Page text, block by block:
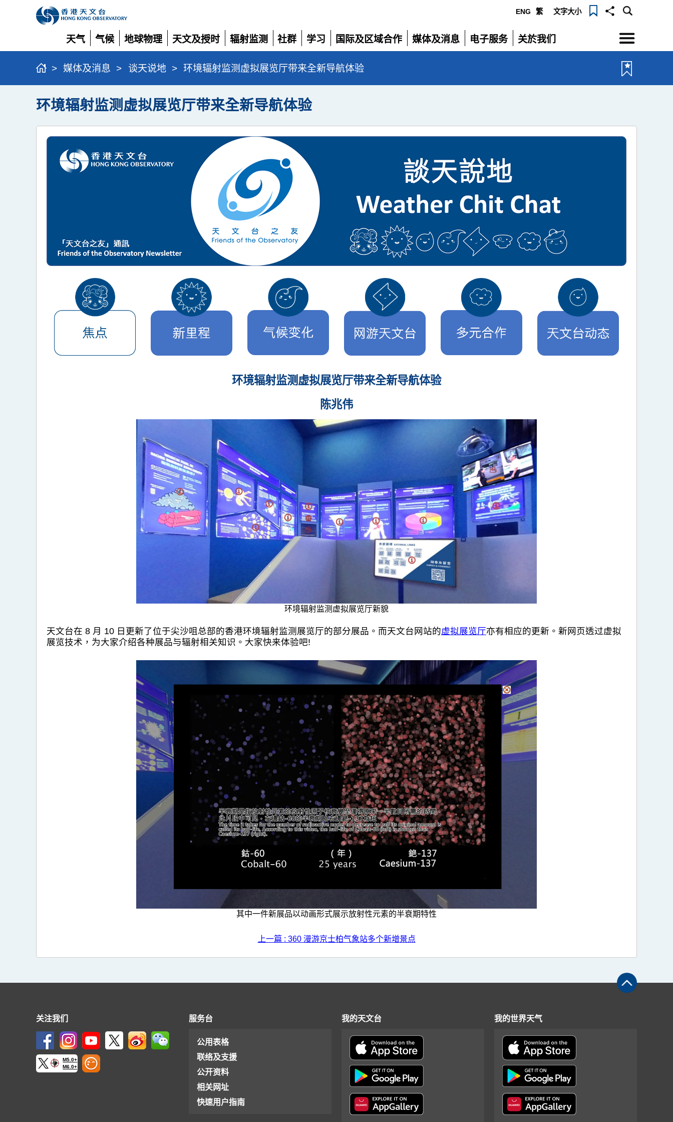
ENG 繁 文字大小
天气
展
开
气候
展
开
地球物理
展
开
天文及授时
展
开
辐射监测
展
开
社群
展
开
学习
展
开
国际及区域合作
展
开
媒体及消息
展
电子服务
展
关於我们
展
选
单
> 媒体及消息 > 谈天说地 > 环境辐射监测虚拟展览厅带来全新导航体验
环境辐射监测虚拟展览厅带来全新导航体验
环境辐射监测虚拟展览厅带来全新导航体验
陈兆伟
环境辐射监测虚拟展览厅新貌
天文台在 8 月 10 日更新了位于尖沙咀总部的香港环境辐射监测展览厅的部分展品。而天文台网站的虚拟展览厅亦有相应的更新。新网页透过虚拟
展览技术，为大家介绍各种展品与辐射相关知识。大家快来体验吧!
其中一件新展品以动画形式展示放射性元素的半衰期特性
上一篇 : 360 漫游京士柏气象站多个新增景点
关注我们
M5.0+
M6.0+
服务台
公用表格
联络及支援
公开资料
相关网址
快速用户指南
我的天文台 我的世界天气